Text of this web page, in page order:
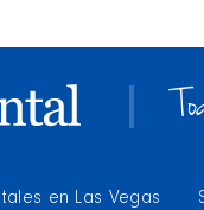
en Las Vegas